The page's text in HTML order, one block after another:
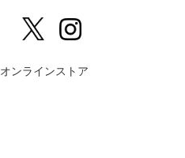
オンラインストア